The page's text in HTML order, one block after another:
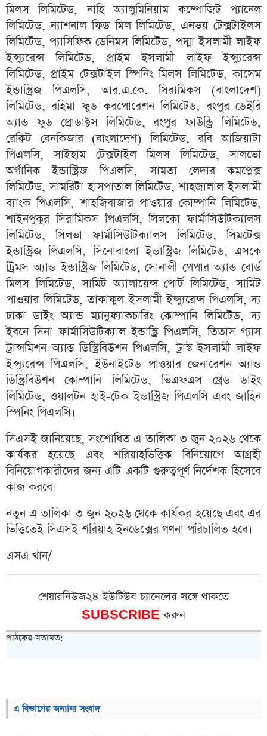
মিলস লিমিটেড, নাহি অ্যালুমিনিয়াম কম্পোজিট প্যানেল
লিমিটেড, ন্যাশনাল ফিড মিল লিমিটেড, এনভয় টেক্সটাইলস
লিমিটেড, প্যাসিফিক ডেনিমস লিমিটেড, পদ্মা ইসলামী লাইফ
ইন্স্যুরেন্স লিমিটেড, প্রাইম ইসলামী লাইফ ইন্স্যুরেন্স
লিমিটেড, প্রাইম টেক্সটাইল স্পিনিং মিলস লিমিটেড, কাসেম
ইন্ডাস্ট্রিজ পিএলসি, আর.এ.কে. সিরামিকস (বাংলাদেশ)
লিমিটেড, রহিমা ফুড করপোরেশন লিমিটেড, রংপুর ডেইরি
অ্যান্ড ফুড প্রোডাক্টস লিমিটেড, রংপুর ফাউন্ড্রি লিমিটেড,
রেকিট বেনকিজার (বাংলাদেশ) লিমিটেড, রবি আজিয়াটা
পিএলসি, সাইহাম টেক্সটাইল মিলস লিমিটেড, সালভো
অর্গানিক ইন্ডাস্ট্রিজ পিএলসি, সামতা লেদার কমপ্লেক্স
লিমিটেড, সামরিটা হাসপাতাল লিমিটেড, শাহজালাল ইসলামী
ব্যাংক পিএলসি, শাহজিবাজার পাওয়ার কোম্পানি লিমিটেড,
শাইনপুকুর সিরামিকস পিএলসি, সিলকো ফার্মাসিউটিক্যালস
লিমিটেড, সিলভা ফার্মাসিউটিক্যালস লিমিটেড, সিমটেক্স
ইন্ডাস্ট্রিজ পিএলসি, সিনোবাংলা ইন্ডাস্ট্রিজ লিমিটেড, এসকে
ট্রিমস অ্যান্ড ইন্ডাস্ট্রিজ লিমিটেড, সোনালী পেপার অ্যান্ড বোর্ড
মিলস লিমিটেড, সামিট অ্যালায়েন্স পোর্ট লিমিটেড, সামিট
পাওয়ার লিমিটেড, তাকাফুল ইসলামী ইন্স্যুরেন্স পিএলসি, দ্য
ঢাকা ডাইং অ্যান্ড ম্যানুফ্যাকচারিং কোম্পানি লিমিটেড, দ্য
ইবনে সিনা ফার্মাসিউটিক্যাল ইন্ডাস্ট্রি পিএলসি, তিতাস গ্যাস
ট্রান্সমিশন অ্যান্ড ডিস্ট্রিবিউশন পিএলসি, ট্রাস্ট ইসলামী লাইফ
ইন্স্যুরেন্স পিএলসি, ইউনাইটেড পাওয়ার জেনারেশন অ্যান্ড
ডিস্ট্রিবিউশন কোম্পানি লিমিটেড, ভিএফএস থ্রেড ডাইং
লিমিটেড, ওয়ালটন হাই-টেক ইন্ডাস্ট্রিজ পিএলসি এবং জাহিন
স্পিনিং পিএলসি।
সিএসই জানিয়েছে, সংশোধিত এ তালিকা ৩ জুন ২০২৬ থেকে
কার্যকর হয়েছে এবং শরিয়াহভিত্তিক বিনিয়োগে আগ্রহী
বিনিয়োগকারীদের জন্য এটি একটি গুরুত্বপূর্ণ নির্দেশক হিসেবে
কাজ করবে।
নতুন এ তালিকা ৩ জুন ২০২৬ থেকে কার্যকর হয়েছে এবং এর
ভিত্তিতেই সিএসই শরিয়াহ ইনডেক্সের গণনা পরিচালিত হবে।
এসএ খান/
শেয়ারনিউজ২৪ ইউটিউব চ্যানেলের সঙ্গে থাকতে
SUBSCRIBEকরুন
পাঠকের মতামত:
এ বিভাগের অন্যান্য সংবাদ